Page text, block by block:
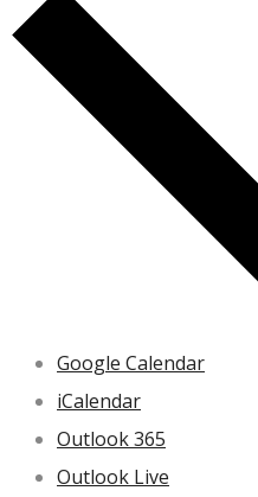
Google Calendar
iCalendar
Outlook 365
Outlook Live